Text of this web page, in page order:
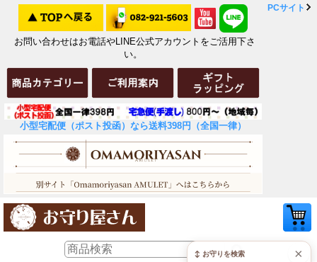
お問い合わせはお電話やLINE公式アカウントをご活用下さ
い。
小型宅配便（ポスト投函）なら送料398円（全国一律）
PCサイト
×
↕ お守りを検索